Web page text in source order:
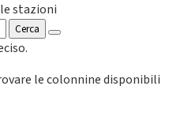
stazioni
Cerca
le colonnine disponibili